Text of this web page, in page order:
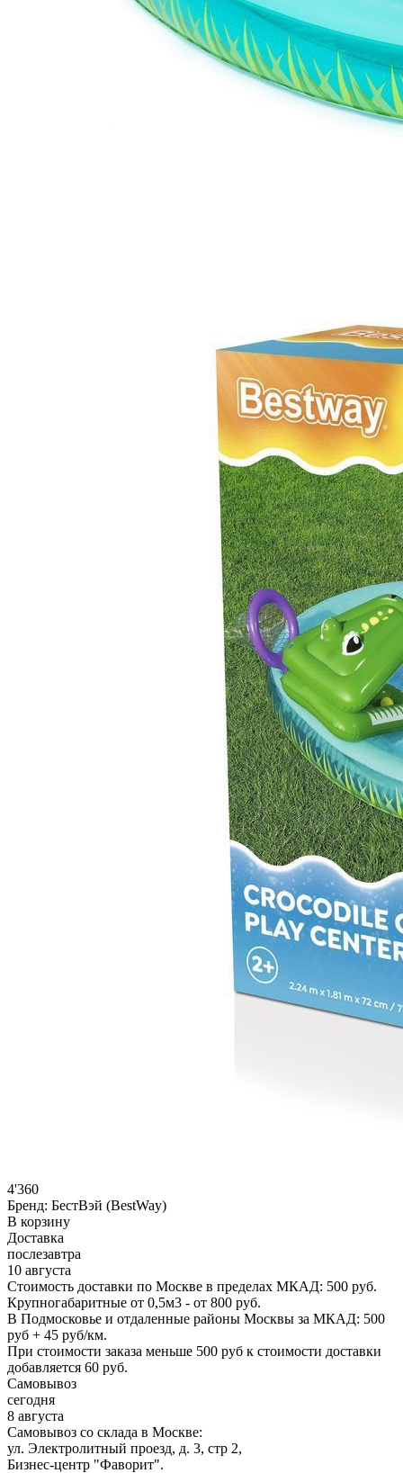
4'360
Бренд: БестВэй (BestWay)
В корзину
Доставка
послезавтра
10 августа
Стоимость доставки по Москве в пределах МКАД: 500 руб.
Крупногабаритные от 0,5м3 - от 800 руб.
В Подмосковье и отдаленные районы Москвы за МКАД: 500
руб + 45 руб/км.
При стоимости заказа меньше 500 руб к стоимости доставки
добавляется 60 руб.
Самовывоз
сегодня
8 августа
Самовывоз со склада в Москве:
ул. Электролитный проезд, д. 3, стр 2,
Бизнес-центр "Фаворит".